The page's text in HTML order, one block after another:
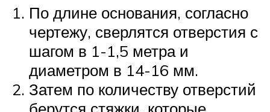
По длине основания, согласно
чертежу, сверлятся отверстия с
шагом в 1-1,5 метра и
диаметром в 14-16 мм.
Затем по количеству отверстий